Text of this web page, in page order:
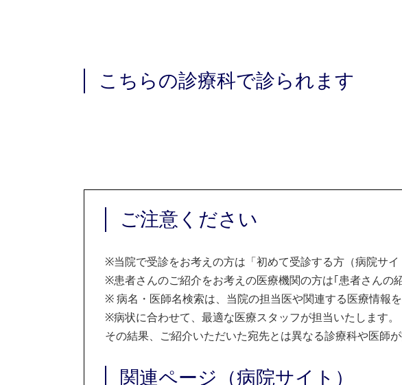
こちらの診療科で診られます
ご注意ください
※当院で受診をお考えの方は「初めて受診する方（病院サイ
※患者さんのご紹介をお考えの医療機関の方は｢患者さん
※病名・医師名検索は、当院の担当医や関連する医療情報
※病状に合わせて、最適な医療スタッフが担当いたします。
その結果、ご紹介いただいた宛先とは異なる診療科や医師が
関連ページ（病院サイト）